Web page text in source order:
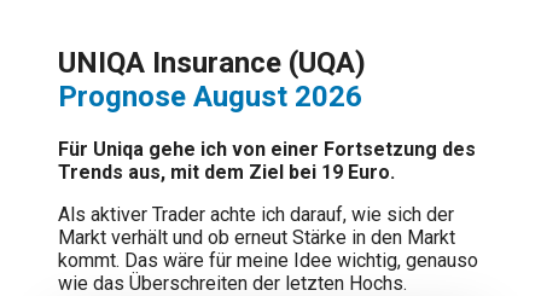
UNIQA Insurance (UQA)
Prognose August 2026
Für Uniqa gehe ich von einer Fortsetzung des
Trends aus, mit dem Ziel bei 19 Euro.
Als aktiver Trader achte ich darauf, wie sich der
Markt verhält und ob erneut Stärke in den Markt
kommt. Das wäre für meine Idee wichtig, genauso
wie das Überschreiten der letzten Hochs.